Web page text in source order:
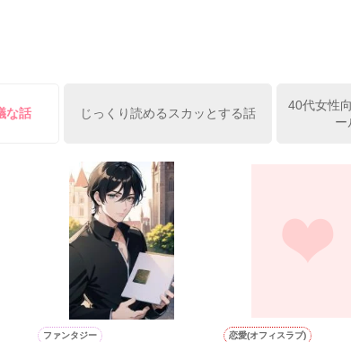
作品を読む
と結婚してくれないか』といきなりプロポーズをしてきた
子』🦅
が見せる素顔は、なぜか想像以上に甘くて……🐥💓🦅
も全てフリー素材です。
7.20完結です。
トレンド1位でした〜良かったら読んで頂けると嬉しいです
作品を読む
な話 じっくり読めるスカッとする話
40代女性
ー
ファンタジー 恋愛(オフィスラブ)